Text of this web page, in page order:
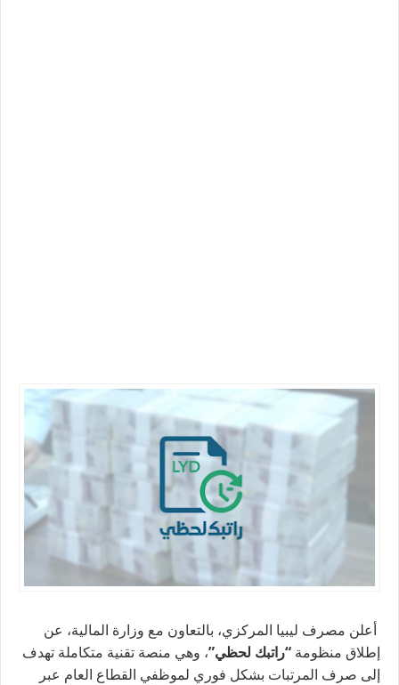
أعلن مصرف ليبيا المركزي، بالتعاون مع وزارة المالية، عن
إطلاق منظومة “راتبك لحظي”، وهي منصة تقنية متكاملة تهدف
إلى صرف المرتبات بشكل فوري لموظفي القطاع العام عبر